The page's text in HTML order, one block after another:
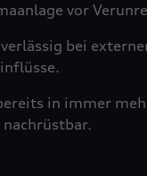
vor
bei
in immer